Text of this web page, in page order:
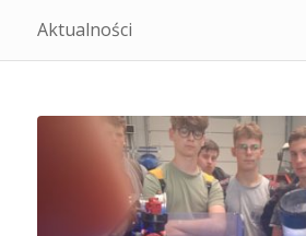
Aktualności